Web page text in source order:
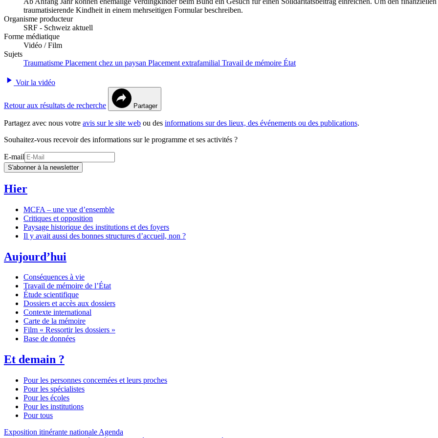
traumatisierende Kindheit in einem mehrseitigen Formular beschreiben.
Organisme producteur
SRF - Schweiz aktuell
Forme médiatique
Vidéo / Film
Sujets
Traumatisme Placement chez un paysan Placement extrafamilial Travail de mémoire État
Voir la vidéo
Retour aux résultats de recherche Partager
Partagez avec nous votre avis sur le site web ou des informations sur des lieux, des événements ou des publications.
Souhaitez-vous recevoir des informations sur le programme et ses activités ?
E-mail
S'abonner à la newsletter
Hier
MCFA – une vue d’ensemble
Critiques et opposition
Paysage historique des institutions et des foyers
Il y avait aussi des bonnes structures d’accueil, non ?
Aujourd’hui
Conséquences à vie
Travail de mémoire de l’État
Étude scientifique
Dossiers et accès aux dossiers
Contexte international
Carte de la mémoire
Film « Ressortir les dossiers »
Base de données
Et demain ?
Pour les personnes concernées et leurs proches
Pour les spécialistes
Pour les écoles
Pour les institutions
Pour tous
Exposition itinérante nationale Agenda